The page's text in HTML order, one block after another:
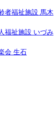
者福祉施設 馬木
福祉施設 いづみ
会 生石